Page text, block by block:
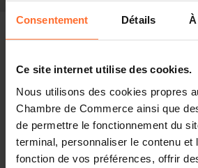
Consentement Détails
Ce site internet utilise des cookies.
Nous utilisons des cookies propres
Chambre de Commerce ainsi que
de permettre le fonctionnement du
terminal, personnaliser le contenu et
fonction de vos préférences, offrir
Partager cet article